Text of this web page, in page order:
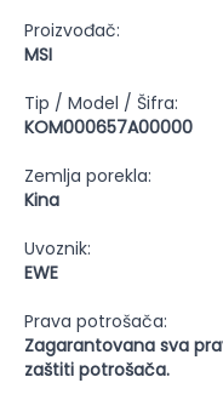
Proizvođač:
MSI
Tip / Model / Šifra:
KOM000657A00000
Zemlja porekla:
Kina
Uvoznik:
EWE
Prava potrošača:
Zagarantovana sva
zaštiti potrošača.